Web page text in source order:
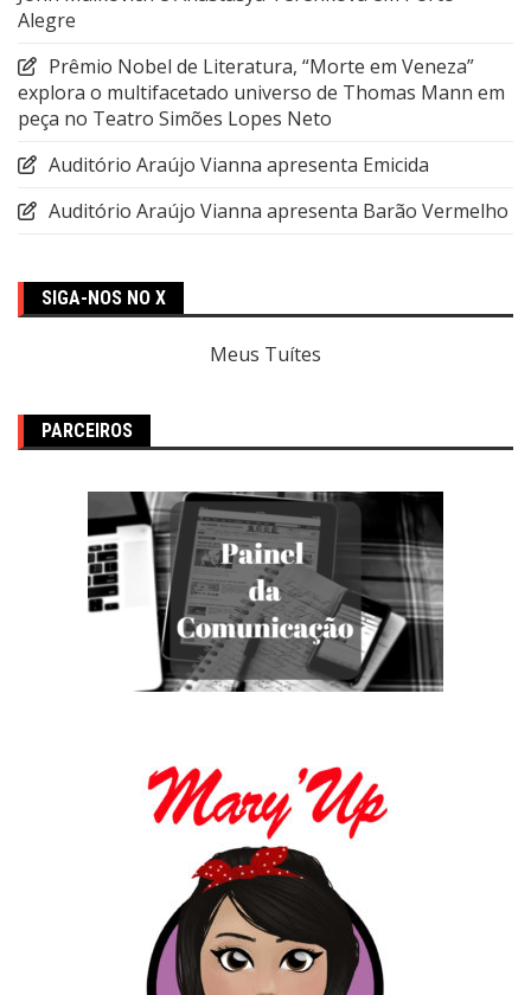
Alegre
Prêmio Nobel de Literatura, “Morte em Veneza”
explora o multifacetado universo de Thomas Mann em
peça no Teatro Simões Lopes Neto
Auditório Araújo Vianna apresenta Emicida
Auditório Araújo Vianna apresenta Barão Vermelho
SIGA-NOS NO X
Meus Tuítes
PARCEIROS